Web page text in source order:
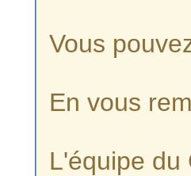
Vous
En vous
L'équipe du